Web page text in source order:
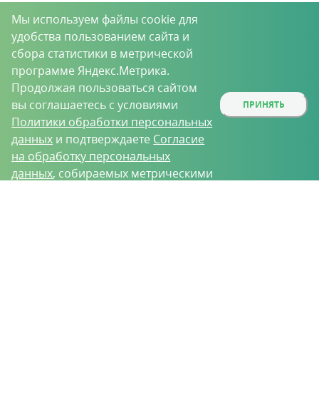
Мы используем файлы cookie для
удобства пользованием сайта и
сбора статистики в метрической
программе Яндекс.Метрика.
Продолжая пользоваться сайтом
вы соглашаетесь с условиями
Политики обработки персональных
данных и подтверждаете Согласие
на обработку персональных
данных, собираемых метрическими
ПРИНЯТЬ